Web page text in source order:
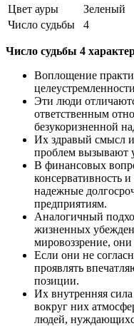
Цвет ауры
Зеленый
Число судьбы
4
Число судьбы 4
Воплощение
Эти люди
ответственным
безукоризненной
Их здравый смысл
проблем вызывают
В финансовых
консервативность
надежные
предприятиям.
Аналогичный
жизненных
мировоззрение,
Если они не
проявлять
позиции.
Их внутренняя сила
вокруг них
людей,